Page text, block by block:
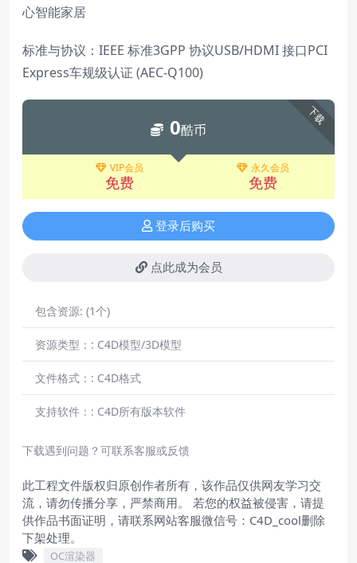
心智能家居
标准与协议：IEEE 标准3GPP 协议USB/HDMI 接口PCI
Express车规级认证 (AEC-Q100)
下载
0酷币
VIP会员
免费
永久会员
免费
登录后购买
点此成为会员
包含资源: (1个)
资源类型：: C4D模型/3D模型
文件格式：: C4D格式
支持软件：: C4D所有版本软件
下载遇到问题？可联系客服或反馈
此工程文件版权归原创作者所有，该作品仅供网友学习交
流，请勿传播分享，严禁商用。 若您的权益被侵害，请提
供作品书面证明，请联系网站客服微信号：C4D_cool删除
下架处理。
OC渲染器